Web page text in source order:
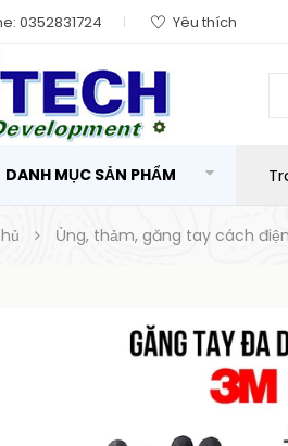
0352831724 Yêu thích
DANH MỤC SẢN PHẨM
Ủng, thảm, găng tay cách điện